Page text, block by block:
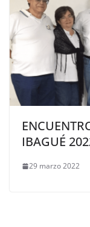
IBAGUÉ
29 marzo 2022